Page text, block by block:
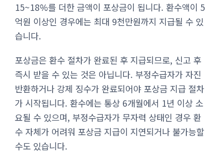
15~18%를 더한 금액이 포상금이 됩니다. 환수액이 5
억원 이상인 경우에는 최대 9천만원까지 지급될 수 있
습니다.
포상금은 환수 절차가 완료된 후 지급되므로, 신고 후
즉시 받을 수 있는 것은 아닙니다. 부정수급자가 자진
반환하거나 강제 징수가 완료되어야 포상금 지급 절차
가 시작됩니다. 환수에는 통상 6개월에서 1년 이상 소
요될 수 있으며, 부정수급자가 무자력 상태인 경우 환
수 자체가 어려워 포상금 지급이 지연되거나 불가능할
수도 있습니다.